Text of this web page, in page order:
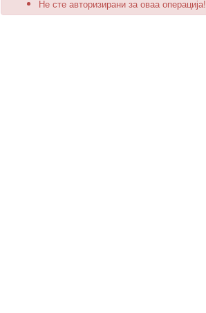
Не сте авторизирани за оваа операција!